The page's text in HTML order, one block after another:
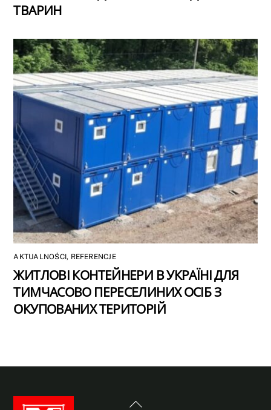
ТВАРИН
AKTUALNOŚCI, REFERENCJE
ЖИТЛОВІ КОНТЕЙНЕРИ В УКРАЇНІ ДЛЯ
ТИМЧАСОВО ПЕРЕСЕЛИНИХ ОСІБ З
ОКУПОВАНИХ ТЕРИТОРІЙ
Back